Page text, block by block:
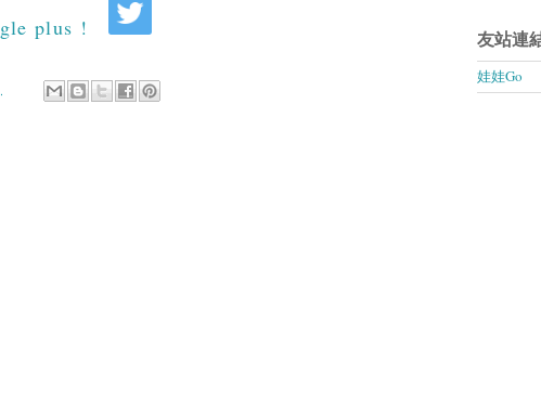
友站連
娃娃Go